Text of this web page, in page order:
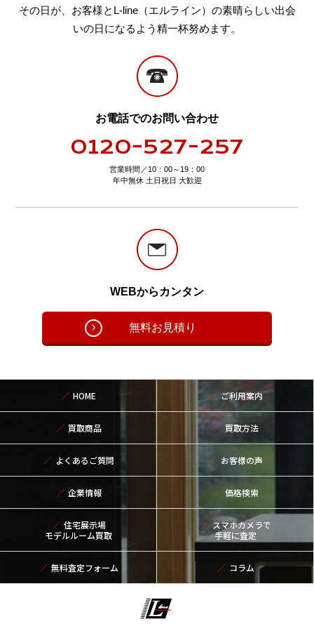
その日が、お客様とL-line（エルライン）の素晴らしい出会
いの日になるよう精一杯努めます。
お電話でのお問い合わせ
0120-527-257
営業時間／10：00～19：00
年中無休 土日祝日 大歓迎
WEBからカンタン
無料お見積り
HOME ご利用案内
買取商品 買取方法
よくあるご質問 お客様の声
企業情報 価格検索
住宅展示場
モデルルーム買取
スマホカメラで
手軽に査定
無料査定フォーム コラム